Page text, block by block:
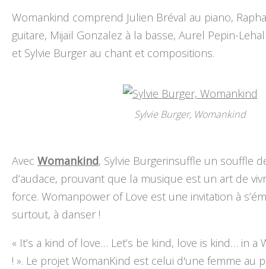
Womankind comprend Julien Bréval au piano,
guitare, Mijaïl Gonzalez à la basse, Aurel Pepin-
et Sylvie Burger au chant et compositions.
Sylvie Burger, Womankind
Avec Womankind, Sylvie Burgerinsuffle un souffle
d’audace, prouvant que la musique est un art de
force. Womanpower of Love est une invitation à
surtout, à danser !
« It’s a kind of love… Let’s be kind, love is kind… in a
! ». Le projet WomanKind est celui d'une femme au